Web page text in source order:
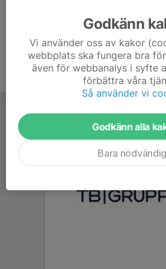
Godkänn
Vi använder oss av kakor
webbplats ska fungera bra
även för webbanalys i syfte
förbättra våra
Så använder vi
Godkänn alla
Bara